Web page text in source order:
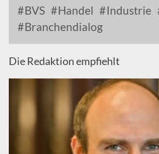
BVS Handel Industrie
Branchendialog
Die Redaktion empfiehlt